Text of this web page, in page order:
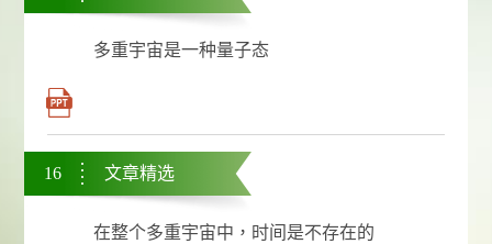
多重宇宙是一种量子态
16 文章精选
在整个多重宇宙中，时间是不存在的